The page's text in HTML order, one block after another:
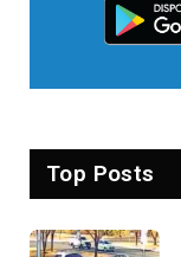
Top Posts